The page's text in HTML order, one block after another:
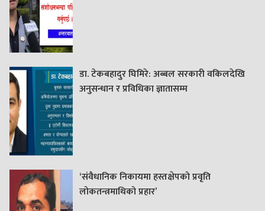
डा. टेकबहादुर घिमिरे: अब्बल सरकारी वकिलदेखि
अनुसन्धान र प्रविधिका ज्ञातासम्म
‘संवैधानिक निकायमा हस्तक्षेपको प्रवृति
लोकतन्त्रमाथिको प्रहार’